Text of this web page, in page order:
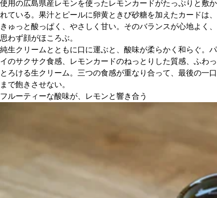
使用の広島県産レモンを使ったレモンカードがたっぷりと敷か
れている。果汁とピールに卵黄ときび砂糖を加えたカードは、
きゅっと酸っぱく、やさしく甘い。そのバランスが心地よく、
思わず顔がほころぶ。
純生クリームとともに口に運ぶと、酸味が柔らかく和らぐ。パ
イのサクサク食感、レモンカードのねっとりした質感、ふわっ
とろける生クリーム。三つの食感が重なり合って、最後の一口
まで飽きさせない。
フルーティーな酸味が、レモンと響き合う